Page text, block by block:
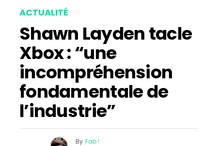
ACTUALITÉ
Shawn Layden tacle
Xbox : “une
incompréhension
fondamentale de
l’industrie”
By Fab !